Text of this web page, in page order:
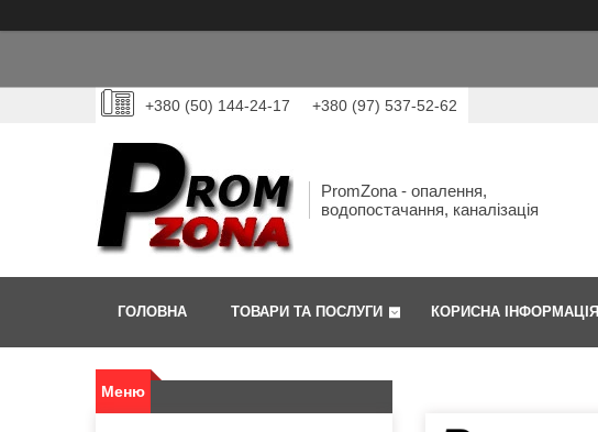
+380 (50) 144-24-17 +380 (97) 537-52-62
PromZona - опалення,
водопостачання, каналізація
ГОЛОВНА ТОВАРИ ТА ПОСЛУГИ КОРИСНА ІНФОРМАЦІЯ